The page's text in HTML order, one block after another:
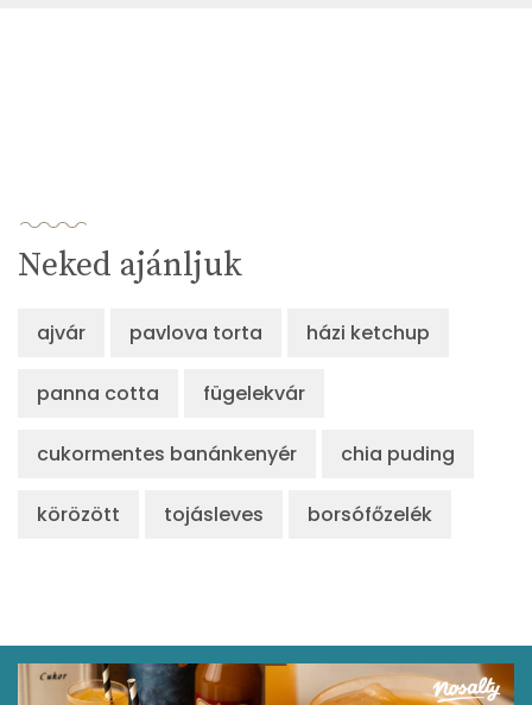
Neked ajánljuk
ajvár pavlova torta házi ketchup
panna cotta fügelekvár
cukormentes banánkenyér chia puding
körözött tojásleves borsófőzelék